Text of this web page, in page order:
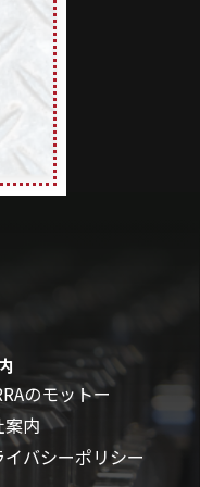
のモットー
案内
イバシーポリシー